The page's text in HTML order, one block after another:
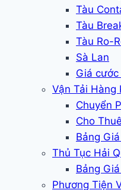
Tàu
Tàu
Tàu Ro-
Sà Lan
Giá
Vận Tải Hàng
Chuyển
Cho
Bảng
Thủ Tục Hải
Bảng
Phương Tiện